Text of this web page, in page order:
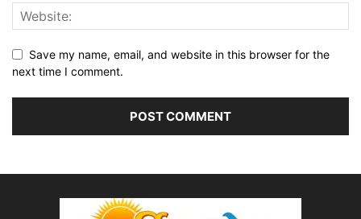
Save my name, email, and website in this browser for the
next time I comment.